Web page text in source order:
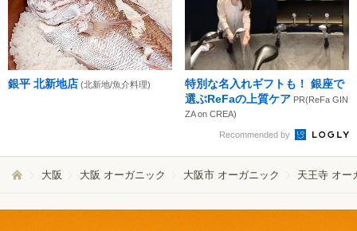
銀平 北新地店 (北新地/魚介料理)
特別な名入れギフトも！ 銀座で
選ぶReFaの上質ケア PR(ReFa GIN
ZA on CREA)
Recommended by
大阪 大阪 オーガニック 大阪市 オーガニック 天王寺 オー